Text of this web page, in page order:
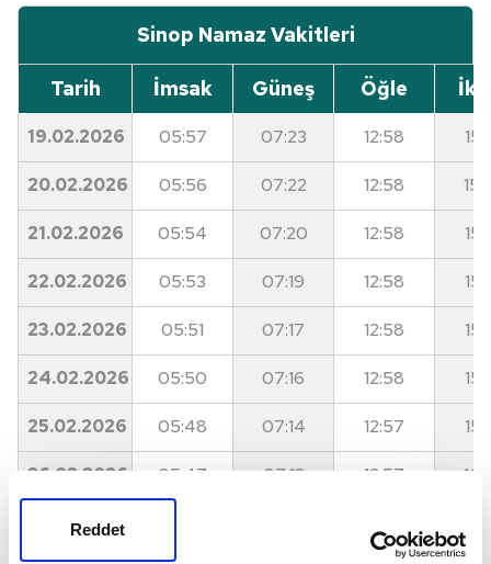
Reddet
Sinop Namaz Vakitleri
Tarih İmsak Güneş Öğle
19.02.2026 05:57 07:23 12:58
20.02.2026 05:56 07:22 12:58
21.02.2026 05:54 07:20 12:58
22.02.2026 05:53 07:19 12:58
23.02.2026 05:51 07:17 12:58
24.02.2026 05:50 07:16 12:58
25.02.2026 05:48 07:14 12:57
26.02.2026 05:47 07:13 12:57
27.02.2026